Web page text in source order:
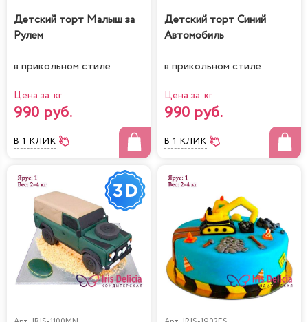
Детский торт Малыш за
Рулем
в прикольном стиле
Цена за кг
990 руб.
В 1 КЛИК
Детский торт Синий
Автомобиль
в прикольном стиле
Цена за кг
990 руб.
В 1 КЛИК